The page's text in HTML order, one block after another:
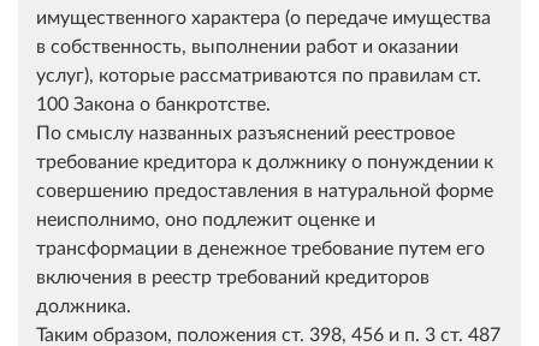
имущественного характера (о передаче имущества
в собственность, выполнении работ и оказании
услуг), которые рассматриваются по правилам ст.
100 Закона о банкротстве.
По смыслу названных разъяснений реестровое
требование кредитора к должнику о понуждении к
совершению предоставления в натуральной форме
неисполнимо, оно подлежит оценке и
трансформации в денежное требование путем его
включения в реестр требований кредиторов
должника.
Таким образом, положения ст. 398, 456 и п. 3 ст. 487